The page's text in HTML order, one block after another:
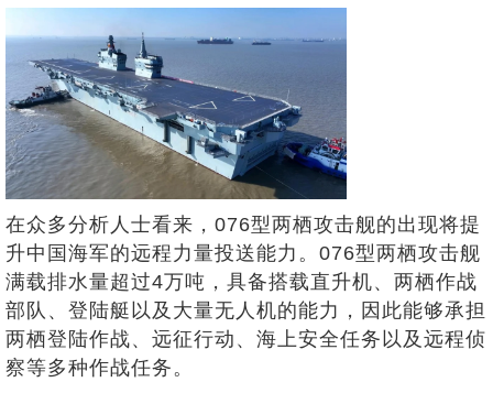
在众多分析人士看来，076型两栖攻击舰的出现将提
升中国海军的远程力量投送能力。076型两栖攻击舰
满载排水量超过4万吨，具备搭载直升机、两栖作战
部队、登陆艇以及大量无人机的能力，因此能够承担
两栖登陆作战、远征行动、海上安全任务以及远程侦
察等多种作战任务。